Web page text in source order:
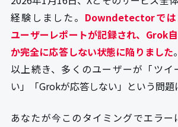
経験しました。 Downdetectorでは
ユーザーレポートが記録され、Grok
か完全に応答しない状態に陥りました
以上続き、多くのユーザーが「ツイ
い」「Grokが応答しない」という問題
あなたが今このタイミングでエラー